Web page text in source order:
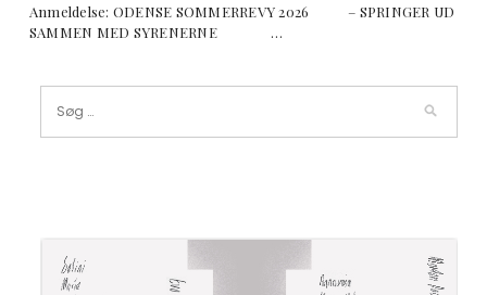
Anmeldelse: ODENSE SOMMERREVY 2026 – SPRINGER UD
SAMMEN MED SYRENERNE …